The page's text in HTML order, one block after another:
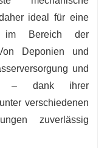
ideal für eine
im Bereich der
Deponien und
und
– dank ihrer
verschiedenen
zuverlässig